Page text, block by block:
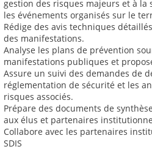
gestion des risques majeurs et à la
les événements organisés sur le
Rédige des avis techniques
des manifestations.
Analyse les plans de prévention
manifestations publiques et
Assure un suivi des demandes de
réglementation de sécurité et les
risques associés.
Prépare des documents de
aux élus et partenaires
Collabore avec les partenaires
SDIS